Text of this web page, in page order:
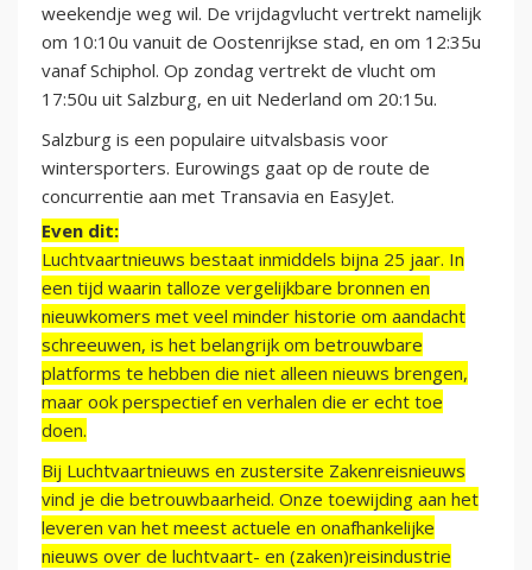
weekendje weg wil. De vrijdagvlucht vertrekt namelijk
om 10:10u vanuit de Oostenrijkse stad, en om 12:35u
vanaf Schiphol. Op zondag vertrekt de vlucht om
17:50u uit Salzburg, en uit Nederland om 20:15u.
Salzburg is een populaire uitvalsbasis voor
wintersporters. Eurowings gaat op de route de
concurrentie aan met Transavia en EasyJet.
Even dit:
Luchtvaartnieuws bestaat inmiddels bijna 25 jaar. In
een tijd waarin talloze vergelijkbare bronnen en
nieuwkomers met veel minder historie om aandacht
schreeuwen, is het belangrijk om betrouwbare
platforms te hebben die niet alleen nieuws brengen,
maar ook perspectief en verhalen die er echt toe
doen.
Bij Luchtvaartnieuws en zustersite Zakenreisnieuws
vind je die betrouwbaarheid. Onze toewijding aan het
leveren van het meest actuele en onafhankelijke
nieuws over de luchtvaart- en (zaken)reisindustrie